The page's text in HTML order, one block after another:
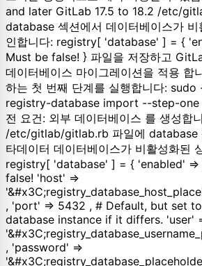
and later GitLab 17.5 to 18.2 /etc/
database 섹션에서 데이터베이스가
인합니다: registry[ 'database' ] = {
Must be false! } 파일을 저장하고
데이터베이스 마이그레이션을 적용 합
하는 첫 번째 단계를 실행합니다:
registry-database import --step-
전 요건: 외부 데이터베이스 를 생성합
/etc/gitlab/gitlab.rb 파일에 database
타데이터 데이터베이스가 비활성화된
registry[ 'database' ] = { 'enabled'
false! 'host' =>
, 'port' => 5432 , # Default, but set
database instance if it differs. 'user'
, 'password' =>